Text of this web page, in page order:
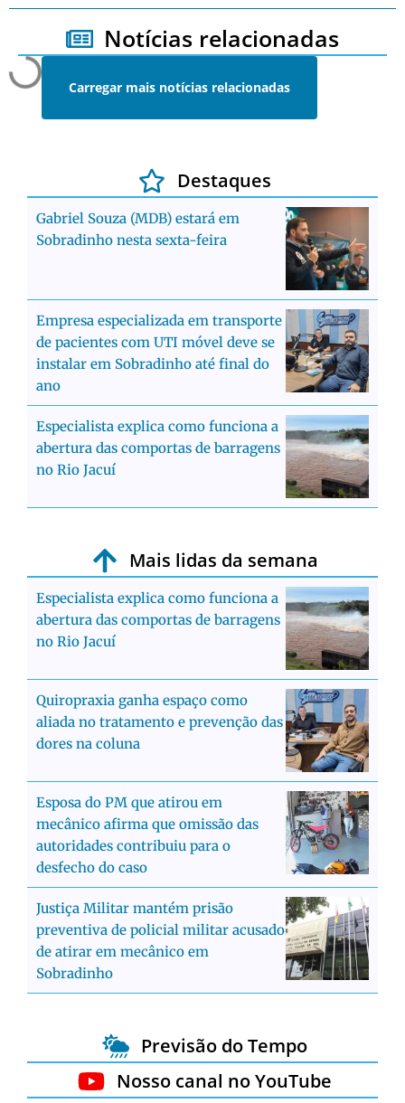
Notícias relacionadas
Carregar mais notícias relacionadas
Destaques
Gabriel Souza (MDB) estará em
Sobradinho nesta sexta-feira
Empresa especializada em transporte
de pacientes com UTI móvel deve se
instalar em Sobradinho até final do
ano
Especialista explica como funciona a
abertura das comportas de barragens
no Rio Jacuí
Mais lidas da semana
Especialista explica como funciona a
abertura das comportas de barragens
no Rio Jacuí
Quiropraxia ganha espaço como
aliada no tratamento e prevenção das
dores na coluna
Esposa do PM que atirou em
mecânico afirma que omissão das
autoridades contribuiu para o
desfecho do caso
Justiça Militar mantém prisão
preventiva de policial militar acusado
de atirar em mecânico em
Sobradinho
Previsão do Tempo
Nosso canal no YouTube